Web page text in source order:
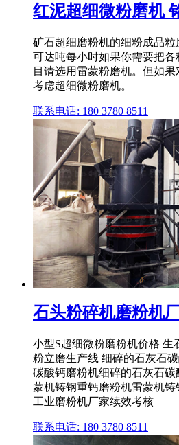
红泥超细微粉磨机
矿石超细磨粉机的细粉成品
可达吨每小时如果你需要把各
目请选用雷蒙粉磨机。但如
考虑超细微粉磨机。
联系电话: 180 3780 8511
石头粉碎机磨粉机
小型S超细微粉磨粉机价格 生
粉立磨生产线 细碎的石灰石
碳酸钙磨粉机细碎的石灰石
蒙机铸钢重钙磨粉机雷蒙机
工业磨粉机厂家续效考核
联系电话: 180 3780 8511